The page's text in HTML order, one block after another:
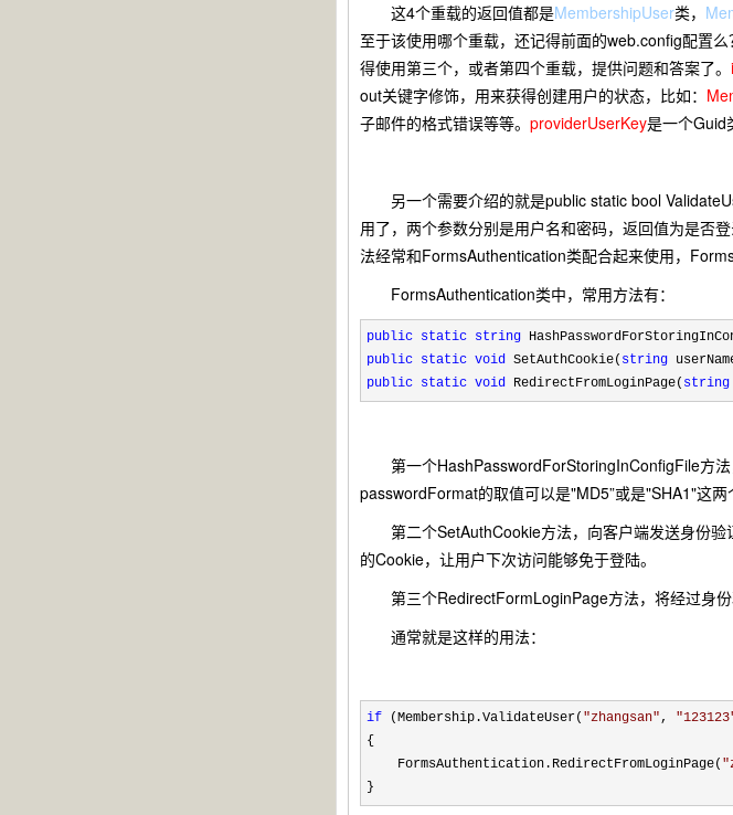
这4个重载的返回值都是MembershipUser类，
至于该使用哪个重载，还记得前面的web.config配置么
得使用第三个，或者第四个重载，提供问题和答案了。
out关键字修饰，用来获得创建用户的状态，比如：
子邮件的格式错误等等。 providerUserKey是一个Guid
另一个需要介绍的就是public static bool
用了，两个参数分别是用户名和密码，返回值为是否
法经常和FormsAuthentication类配合起来使用，
FormsAuthentication类中，常用方法有：
public static string
public static void SetAuthCookie( string
public static void RedirectFromLoginPage( string
第一个HashPasswordForStoringInConfigFile方法
passwordFormat的取值可以是"MD5”或是"SHA1"这两
第二个SetAuthCookie方法，向客户端发送身份验
的Cookie，让用户下次访问能够免于登陆。
第三个RedirectFormLoginPage方法，将经过身份
通常就是这样的用法：
if (Membership.ValidateUser( "zhangsan", "123123
{
FormsAuthentication.RedirectFromLoginPage( "
}